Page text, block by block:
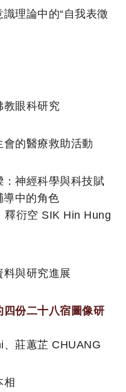
理論中的“自我表徵
眼科研究
的醫療救助活動
神經科學與科技賦
導中的角色
釋衍空 SIK Hin Hung
與研究進展
份二十八宿圖像研
莊蕙芷 CHUANG
相